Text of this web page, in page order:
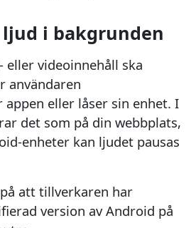
ljud i bakgrunden
videoinnehåll ska
användaren
eller låser sin enhet. I
det som på din webbplats,
enheter kan ljudet pausas
att tillverkaren har
version av Android på